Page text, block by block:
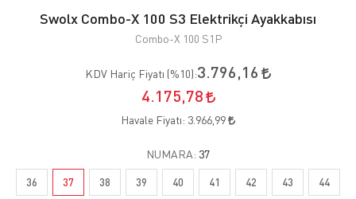
Swolx Combo-X 100 S3 Elektrikçi Ayakkabısı
Combo-X 100 S1P
KDV Hariç Fiyatı (%10):3.796,16
4.175,78
Havale Fiyatı: 3.966,99
NUMARA: 37
36 37 38 39 40 41 42 43 44